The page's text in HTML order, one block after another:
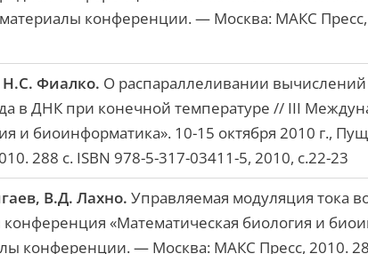
конференции. — Москва: МАКС Пресс,
Н.С. Фиалко. О распараллеливании
в ДНК при конечной температуре // III
и биоинформатика». 10-15 октября 2010 г.,
288 c. ISBN 978-5-317-03411-5, 2010, с.22-23
В.Д. Лахно. Управляемая модуляция тока
«Математическая биология и
конференции. — Москва: МАКС Пресс, 2010.